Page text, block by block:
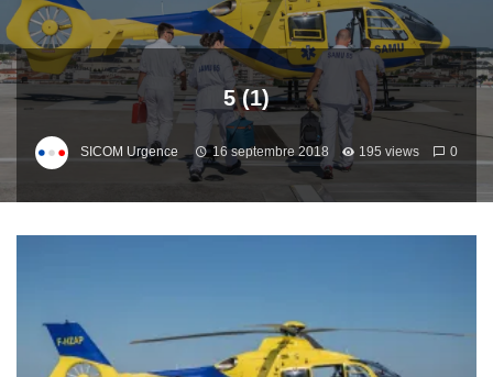
5 (1)
SICOM Urgence 16 septembre 2018 195 views 0